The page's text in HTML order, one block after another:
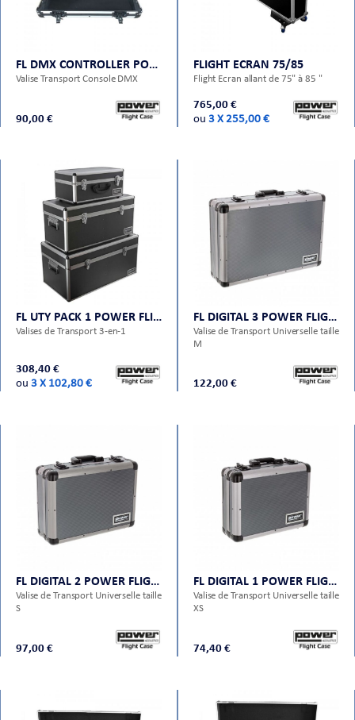
FL DMX CONTROLLER POWER FLIGHT CASES
Valise Transport Console DMX
90,00 €
FLIGHT ECRAN 75/85
Flight Ecran allant de 75" à 85 "
765,00 €
ou 3 X 255,00 €
FL UTY PACK 1 POWER FLIGHT CASES
Valises de Transport 3-en-1
308,40 €
ou 3 X 102,80 €
FL DIGITAL 3 POWER FLIGHT CASES
Valise de Transport Universelle taille
M
122,00 €
FL DIGITAL 2 POWER FLIGHT CASES
Valise de Transport Universelle taille
S
97,00 €
FL DIGITAL 1 POWER FLIGHT CASES
Valise de Transport Universelle taille
XS
74,40 €